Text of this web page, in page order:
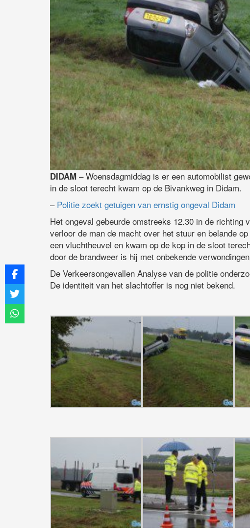
DIDAM – Woensdagmiddag is er een automobilist
in de sloot terecht kwam op de Bivankweg in Didam.
– Politie zoekt getuigen van ernstig ongeval Didam
Het ongeval gebeurde omstreeks 12.30 in de richting
verloor de man de macht over het stuur en belande
een vluchtheuvel en kwam op de kop in de sloot
door de brandweer is hij met onbekende
De Verkeersongevallen Analyse van de politie
De identiteit van het slachtoffer is nog niet bekend.